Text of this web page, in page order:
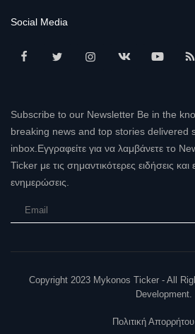
Social Media
Subscribe to our Newsletter Be in the
breaking news and top stories delivered
inbox.Εγγραφείτε για να λαμβάνετε το
Ticker με τις σημαντικότερες ειδήσεις και
ενημερώσεις.
Copyright 2023 Mykonos Ticker - All
Development.
Πολιτική Απορρήτου